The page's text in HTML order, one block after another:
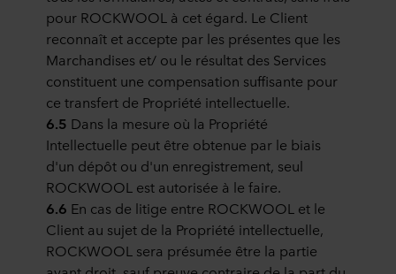
pour ROCKWOOL à cet égard. Le Client
reconnaît et accepte par les présentes que les
Marchandises et/ ou le résultat des Services
constituent une compensation suffisante pour
ce transfert de Propriété intellectuelle.
6.5 Dans la mesure où la Propriété
Intellectuelle peut être obtenue par le biais
d'un dépôt ou d'un enregistrement, seul
ROCKWOOL est autorisée à le faire.
6.6 En cas de litige entre ROCKWOOL et le
Client au sujet de la Propriété intellectuelle,
ROCKWOOL sera présumée être la partie